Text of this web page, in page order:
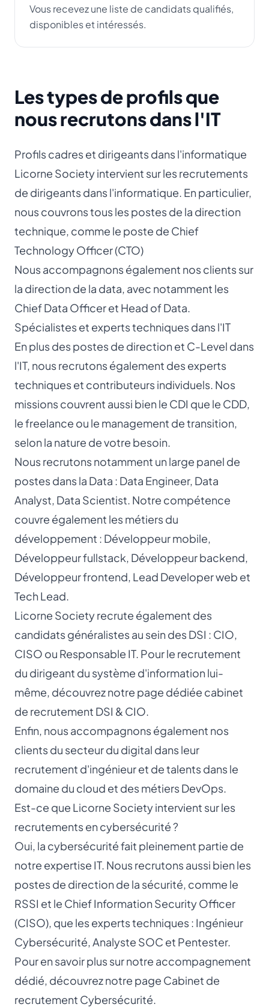
Vous recevez une liste de candidats qualifiés,
disponibles et intéressés.
Les types de profils que
nous recrutons dans l'IT
Profils cadres et dirigeants dans l'informatique
Licorne Society intervient sur les recrutements
de dirigeants dans l'informatique. En particulier,
nous couvrons tous les postes de la direction
technique, comme le poste de Chief
Technology Officer (CTO)
Nous accompagnons également nos clients sur
la direction de la data, avec notamment les
Chief Data Officer et Head of Data.
Spécialistes et experts techniques dans l'IT
En plus des postes de direction et C-Level dans
l'IT, nous recrutons également des experts
techniques et contributeurs individuels. Nos
missions couvrent aussi bien le CDI que le CDD,
le freelance ou le management de transition,
selon la nature de votre besoin.
Nous recrutons notamment un large panel de
postes dans la Data : Data Engineer, Data
Analyst, Data Scientist. Notre compétence
couvre également les métiers du
développement : Développeur mobile,
Développeur fullstack, Développeur backend,
Développeur frontend, Lead Developerweb et
Tech Lead.
Licorne Society recrute également des
candidats généralistes au sein des DSI : CIO,
CISO ou Responsable IT. Pour le recrutement
du dirigeant du système d'information lui-
même, découvrez notre page dédiée cabinet
de recrutement DSI & CIO.
Enfin, nous accompagnons également nos
clients du secteur du digital dans leur
recrutement d'ingénieur et de talents dans le
domaine du cloud et des métiers DevOps.
Est-ce que Licorne Society intervient sur les
recrutements en cybersécurité ?
Oui, la cybersécurité fait pleinement partie de
notre expertise IT. Nous recrutons aussi bien les
postes de direction de la sécurité, comme le
RSSI et le Chief Information Security Officer
(CISO), que les experts techniques : Ingénieur
Cybersécurité,Analyste SOC et Pentester.
Pour en savoir plus sur notre accompagnement
dédié, découvrez notre page Cabinet de
recrutement Cybersécurité.